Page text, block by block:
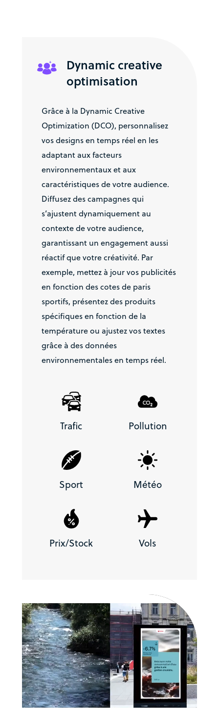
Lecteur
vidéo
Dynamic creative
optimisation
Grâce à la Dynamic Creative
Optimization (DCO), personnalisez
vos designs en temps réel en les
adaptant aux facteurs
environnementaux et aux
caractéristiques de votre audience.
Diffusez des campagnes qui
s’ajustent dynamiquement au
contexte de votre audience,
garantissant un engagement aussi
réactif que votre créativité. Par
exemple, mettez à jour vos publicités
en fonction des cotes de paris
sportifs, présentez des produits
spécifiques en fonction de la
température ou ajustez vos textes
grâce à des données
environnementales en temps réel.
Trafic Pollution
Sport Météo
Prix/Stock Vols